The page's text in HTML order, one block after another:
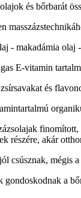
és bőrbarát
- makadámia
E-vitamin
és
részére, akár
csúsznak, mégis
gondoskodnak a